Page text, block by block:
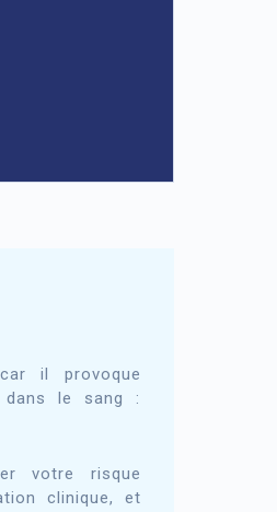
il provoque
dans le sang :
votre risque
clinique, et